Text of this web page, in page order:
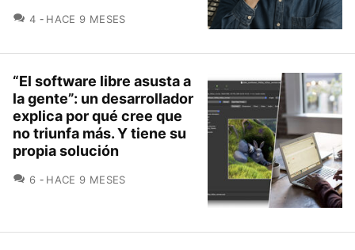
4 COMENTARIOS
HACE 9 MESES
“El software libre asusta a
la gente”: un desarrollador
explica por qué cree que
no triunfa más. Y tiene su
propia solución
6 COMENTARIOS
HACE 9 MESES